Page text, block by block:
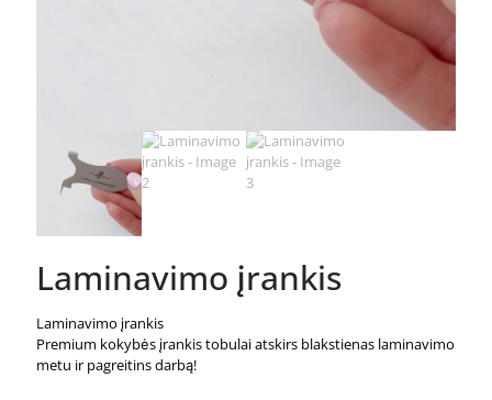
Laminavimo įrankis
Laminavimo įrankis
Premium kokybės įrankis tobulai atskirs blakstienas laminavimo
metu ir pagreitins darbą!